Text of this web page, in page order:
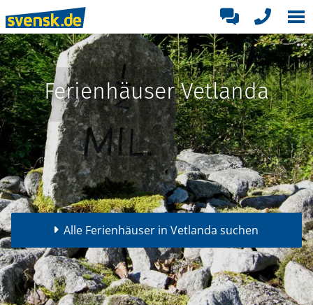
Ferienhäuser Vetlanda
Alle Ferienhäuser in Vetlanda suchen